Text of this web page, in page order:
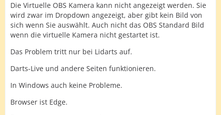
Die Virtuelle OBS Kamera kann nicht angezeigt werden. Sie
wird zwar im Dropdown angezeigt, aber gibt kein Bild von
sich wenn Sie auswählt. Auch nicht das OBS Standard Bild
wenn die virtuelle Kamera nicht gestartet ist.
Das Problem tritt nur bei Lidarts auf.
Darts-Live und andere Seiten funktionieren.
In Windows auch keine Probleme.
Browser ist Edge.